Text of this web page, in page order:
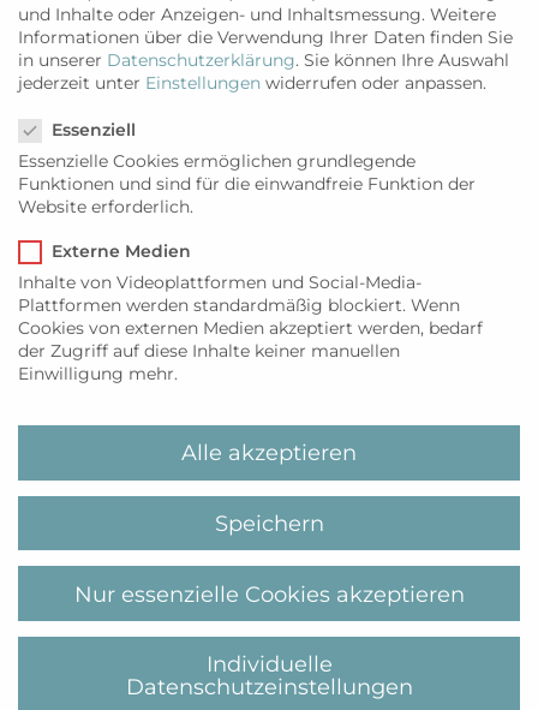
ANZEIGE
und Inhalte oder Anzeigen- und Inhaltsmessung. Weitere
Informationen über die Verwendung Ihrer Daten finden Sie
in unserer Datenschutzerklärung. Sie können Ihre Auswahl
jederzeit unter Einstellungen widerrufen oder anpassen.
Essenziell
Essenzielle Cookies ermöglichen grundlegende
Funktionen und sind für die einwandfreie Funktion der
Website erforderlich.
Externe Medien
Inhalte von Videoplattformen und Social-Media-
Plattformen werden standardmäßig blockiert. Wenn
Cookies von externen Medien akzeptiert werden, bedarf
der Zugriff auf diese Inhalte keiner manuellen
Einwilligung mehr.
Alle akzeptieren
Speichern
Nur essenzielle Cookies akzeptieren
Individuelle
Datenschutzeinstellungen